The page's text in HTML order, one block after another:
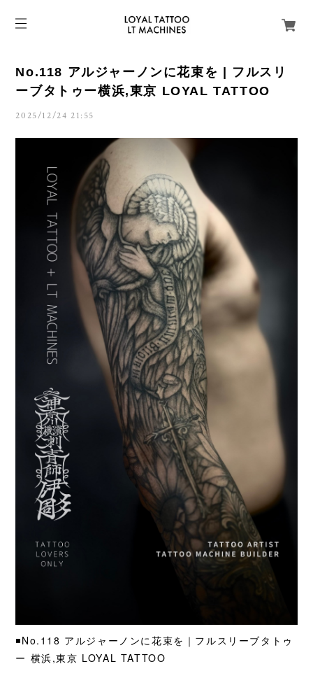
No.118 アルジャーノンに花束を | フルスリ
ーブタトゥー横浜,東京 LOYAL TATTOO
2025/12/24 21:55
◾️No.118 アルジャーノンに花束を｜フルスリーブタトゥ
ー 横浜,東京 LOYAL TATTOO